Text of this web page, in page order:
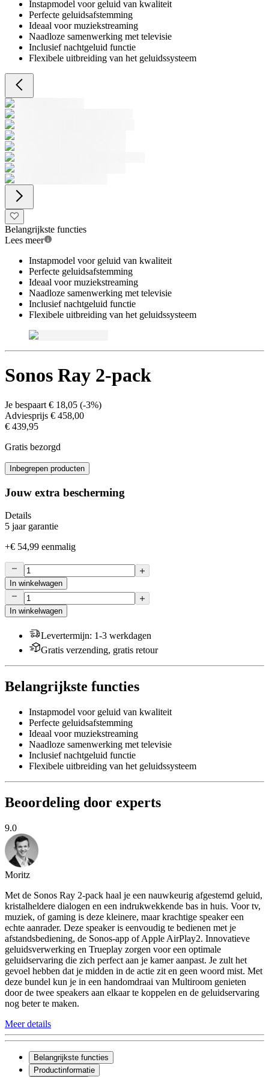
Instapmodel voor geluid van kwaliteit
Perfecte geluidsafstemming
Ideaal voor muziekstreaming
Naadloze samenwerking met televisie
Inclusief nachtgeluid functie
Flexibele uitbreiding van het geluidssysteem
Belangrijkste functies
Lees meer
Instapmodel voor geluid van kwaliteit
Perfecte geluidsafstemming
Ideaal voor muziekstreaming
Naadloze samenwerking met televisie
Inclusief nachtgeluid functie
Flexibele uitbreiding van het geluidssysteem
Sonos Ray 2-pack
Je bespaart € 18,05 (-3%)
Adviesprijs € 458,00
€ 439,95
Gratis bezorgd
Inbegrepen producten
Jouw extra bescherming
Details
5 jaar garantie
+€ 54,99 eenmalig
In winkelwagen
In winkelwagen
Levertermijn: 1-3 werkdagen
Gratis verzending, gratis retour
Belangrijkste functies
Instapmodel voor geluid van kwaliteit
Perfecte geluidsafstemming
Ideaal voor muziekstreaming
Naadloze samenwerking met televisie
Inclusief nachtgeluid functie
Flexibele uitbreiding van het geluidssysteem
Beoordeling door experts
9.0
Moritz
Met de Sonos Ray 2-pack haal je een nauwkeurig afgestemd geluid,
kristalheldere dialogen en een indrukwekkende bas in huis. Voor tv,
muziek, of gaming is deze kleinere, maar krachtige speaker een
echte aanrader. Deze speaker is eenvoudig te bedienen met je
afstandsbediening, de Sonos-app of Apple AirPlay2. Innovatieve
geluidsverwerking en Trueplay zorgen voor een optimale
geluidservaring die zich perfect aan je kamer aanpast. Je zult het
gevoel hebben dat je midden in de actie zit en geen woord mist. Met
deze bundel kun je in een handomdraai van Multiroom genieten
door de twee speakers aan elkaar te koppelen en de geluidservaring
nog beter te maken.
Meer details
Belangrijkste functies
Productinformatie